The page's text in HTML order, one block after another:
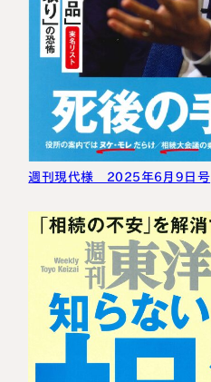
〒107-0062
東京都港区南青山一丁目2番6号
ラティス青山スクエア2階
Access
週刊現代様 2025年6月9日号